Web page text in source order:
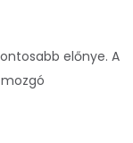
előnye. A